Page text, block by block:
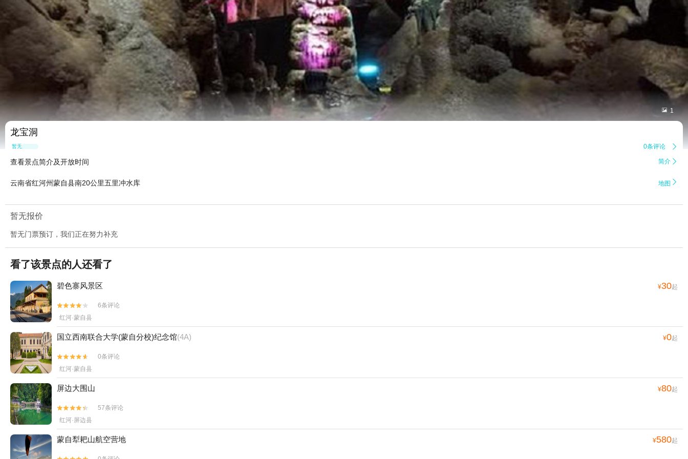
 1
龙宝洞
暂无点评 0条评论 
查看景点简介及开放时间 简介 
云南省红河州蒙自县南20公里五里冲水库 地图 
暂无报价
暂无门票预订，我们正在努力补充
看了该景点的人还看了
碧色寨风景区 ¥30起


6条评论
红河·蒙自县
国立西南联合大学(蒙自分校)纪念馆(4A) ¥0起


0条评论
红河·蒙自县
屏边大围山 ¥80起


57条评论
红河·屏边县
蒙自犁耙山航空营地 ¥580起